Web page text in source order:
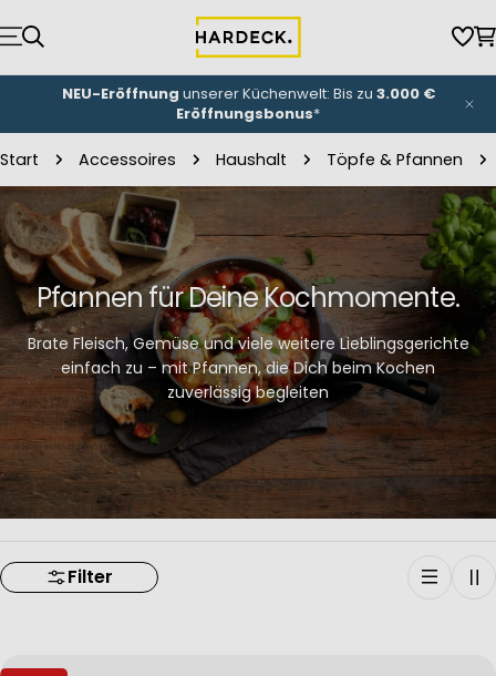
Inhalt
springen
NEU-Eröffnung unserer Küchenwelt: Bis zu 3.000 €
Eröffnungsbonus*
Start Accessoires Haushalt Töpfe & Pfannen
Pfannen für Deine Kochmomente.
Brate Fleisch, Gemüse und viele weitere Lieblingsgerichte
einfach zu – mit Pfannen, die Dich beim Kochen
zuverlässig begleiten
Filter